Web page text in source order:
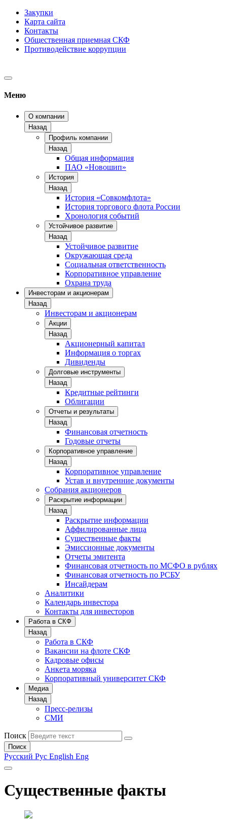
Закупки
Карта сайта
Контакты
Общественная приемная СКФ
Противодействие коррупции
Меню
О компании
Назад
Профиль компании
Назад
Общая информация
ПАО «Новошип»
История
Назад
История «Совкомфлота»
История торгового флота России
Хронология событий
Устойчивое развитие
Назад
Устойчивое развитие
Окружающая среда
Социальная ответственность
Корпоративное управление
Охрана труда
Инвесторам и акционерам
Назад
Инвесторам и акционерам
Акции
Назад
Акционерный капитал
Информация о торгах
Дивиденды
Долговые инструменты
Назад
Кредитные рейтинги
Облигации
Отчеты и результаты
Назад
Финансовая отчетность
Годовые отчеты
Корпоративное управление
Назад
Корпоративное управление
Устав и внутренние документы
Собрания акционеров
Раскрытие информации
Назад
Раскрытие информации
Аффилированные лица
Существенные факты
Эмиссионные документы
Отчеты эмитента
Финансовая отчетность по МСФО в рублях
Финансовая отчетность по РСБУ
Инсайдерам
Аналитики
Календарь инвестора
Контакты для инвесторов
Работа в СКФ
Назад
Работа в СКФ
Вакансии на флоте СКФ
Кадровые офисы
Анкета моряка
Корпоративный университет СКФ
Медиа
Назад
Пресс-релизы
СМИ
Поиск
Поиск
Русский Рус English Eng
Существенные факты